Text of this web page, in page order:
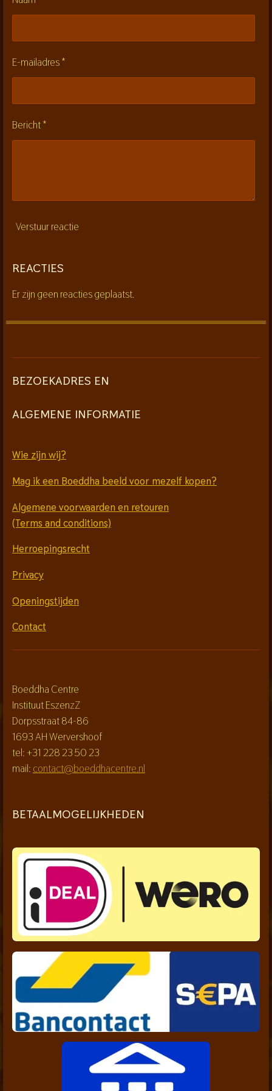
t
e
r
e
n
E-mailadres *
Bericht *
Verstuur reactie
REACTIES
Er zijn geen reacties geplaatst.
BEZOEKADRES EN
ALGEMENE INFORMATIE
Wie zijn wij?
Mag ik een Boeddha beeld voor mezelf kopen?
Algemene voorwaarden en retouren
(Terms and conditions)
Herroepingsrecht
Privacy
Openingstijden
Contact
Boeddha Centre
Instituut EszenzZ
Dorpsstraat 84-86
1693 AH Wervershoof
tel: +31 228 23 50 23
mail: contact@boeddhacentre.nl
BETAALMOGELIJKHEDEN